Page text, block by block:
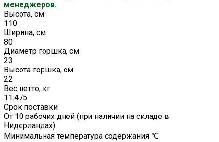
менеджеров.
Высота, см
110
Ширина, см
80
Диаметр горшка, см
23
Высота горшка, см
22
Вес нетто, кг
11.475
Срок поставки
От 10 рабочих дней (при наличии на складе в
Нидерландах)
Минимальная температура содержания ℃